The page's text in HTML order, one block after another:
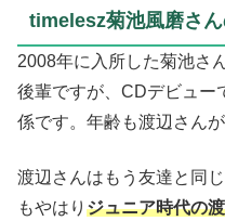
timelesz菊池風磨さ
2008年に入所した菊池さ
後輩ですが、CDデビュー
係です。年齢も渡辺さんが
渡辺さんはもう友達と同
もやはり ジュニア時代の